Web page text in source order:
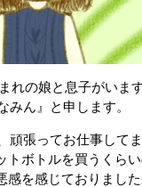
れの娘と息子がいま
みん』と申します。
頑張ってお仕事してま
トボトルを買うくら
感を感じておりまし